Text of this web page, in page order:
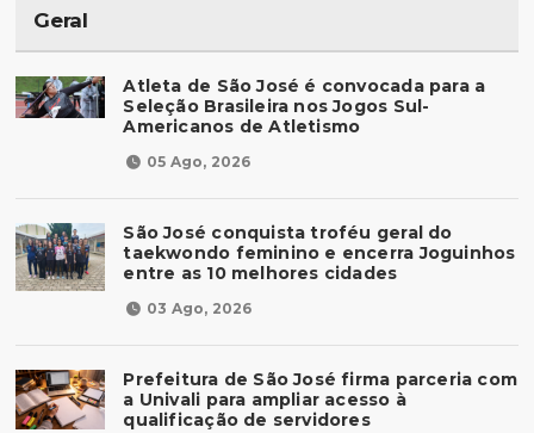
Geral
Atleta de São José é convocada para a
Seleção Brasileira nos Jogos Sul-
Americanos de Atletismo
05 Ago, 2026
São José conquista troféu geral do
taekwondo feminino e encerra Joguinhos
entre as 10 melhores cidades
03 Ago, 2026
Prefeitura de São José firma parceria com
a Univali para ampliar acesso à
qualificação de servidores